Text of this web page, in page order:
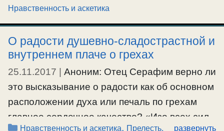
МОГУТ ЛИ ЧУВСТВА ПОДСКАЗАТЬ ПРАВ
ИЛИ ОТ ЛУКАВАГО …. О.Серафим:
Определяется все душевным вИдением
человека, его душевным оком. А оно зависит
от чистоты его чувств. Этому содействует и
предыдущий опыт его духовной или
душевной жизни. Таково общее положение
для всех. …
Нравственность и аскетика
О радости душевно-сладострастной и
внутреннем плаче о грехах
25.11.2017
Аноним: Отец Серафим верно ли
это высказывание о радости как об основном
расположении духа или печаль по грехам
главное сердечное качество? «Изо всех сил
Рубрики
Нравственность и аскетика, Прелесть,
развернуть